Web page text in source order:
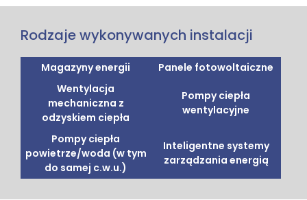
Rodzaje wykonywanych instalacji
Magazyny energii
Panele fotowoltaiczne
Wentylacja
mechaniczna z
odzyskiem ciepła
Pompy ciepła
wentylacyjne
Pompy ciepła
powietrze/woda (w tym
do samej c.w.u.)
Inteligentne systemy
zarządzania energią